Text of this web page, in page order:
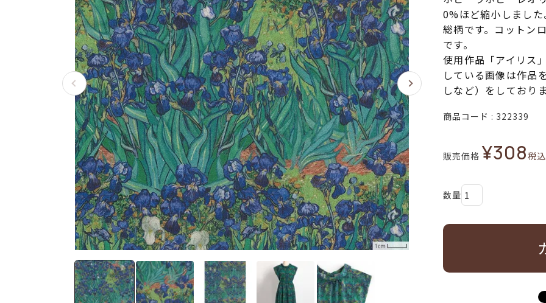
0%ほど縮小しまし
総柄です。コットン
です。
使用作品「アイリス
している画像は作品
しなど）をしておりま
商品コード 322339
販売価格 ¥308税込